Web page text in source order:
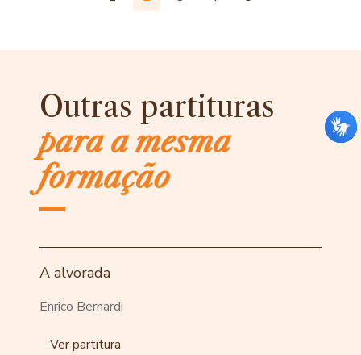
Outras partituras
para a mesma
formação
A alvorada
Enrico Bernardi
Ver partitura